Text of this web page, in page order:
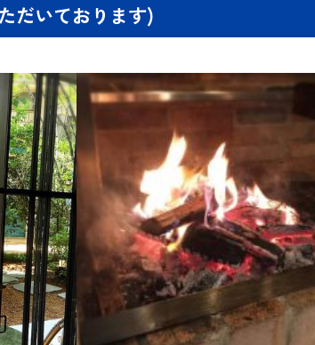
だいております)